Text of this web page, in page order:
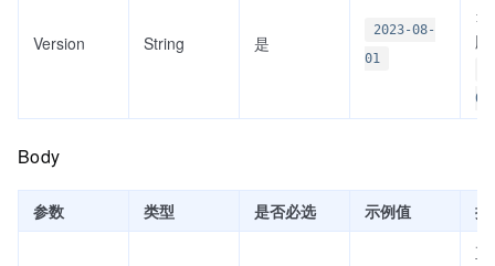
Version String 是
2023-08-
01
01
Body
参数 类型 是否必选 示例值 描
直